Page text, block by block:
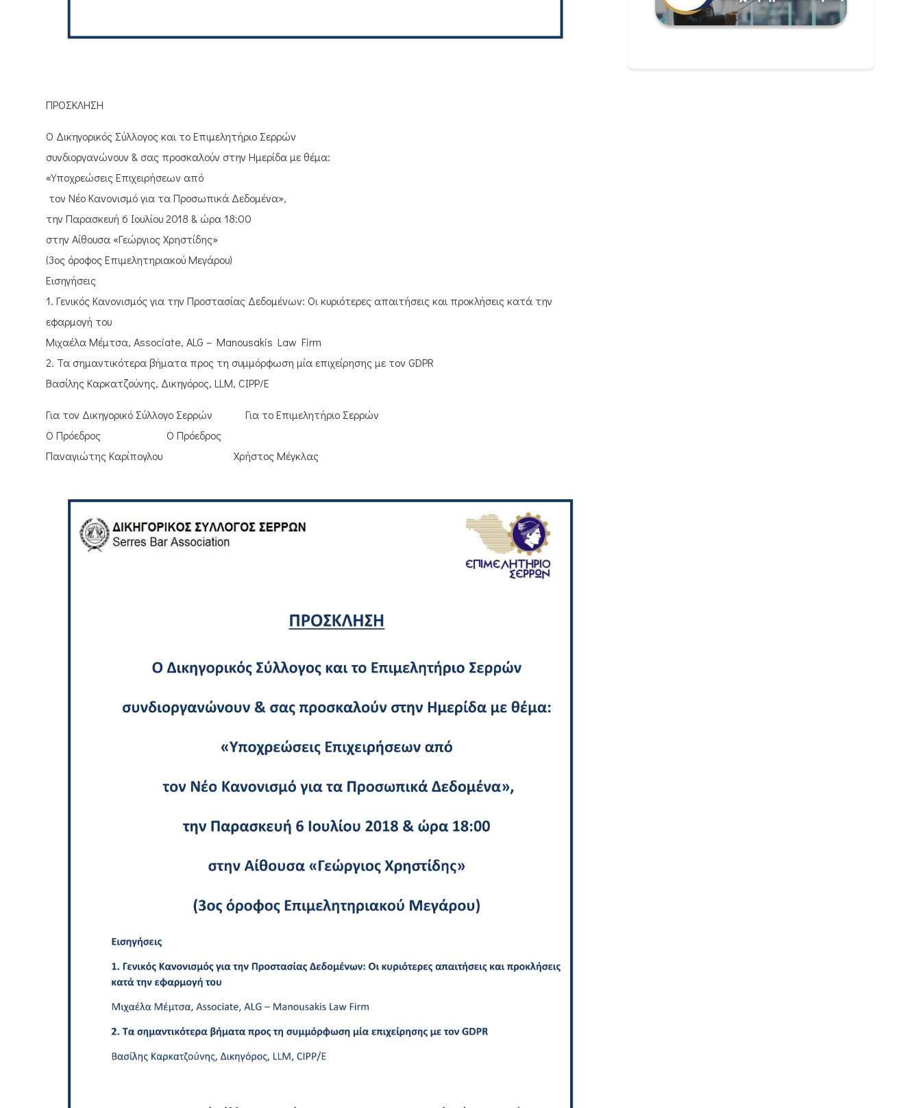
ΠΡΟΣΚΛΗΣΗ
Ο Δικηγορικός Σύλλογος και το Επιμελητήριο Σερρών
συνδιοργανώνουν & σας προσκαλούν στην Ημερίδα με θέμα:
«Υποχρεώσεις Επιχειρήσεων από
τον Νέο Κανονισμό για τα Προσωπικά Δεδομένα»,
την Παρασκευή 6 Ιουλίου 2018 & ώρα 18:00
στην Αίθουσα «Γεώργιος Χρηστίδης»
(3ος όροφος Επιμελητηριακού Μεγάρου)
Εισηγήσεις
1. Γενικός Κανονισμός για την Προστασίας Δεδομένων: Οι κυριότερες απαιτήσεις και προκλήσεις κατά την
εφαρμογή του
Μιχαέλα Μέμτσα, Associate, ALG – Manousakis Law Firm
2. Τα σημαντικότερα βήματα προς τη συμμόρφωση μία επιχείρησης με τον GDPR
Βασίλης Καρκατζούνης, Δικηγόρος, LLM, CIPP/E
Για τον Δικηγορικό Σύλλογο Σερρών Για το Επιμελητήριο Σερρών
Ο Πρόεδρος Ο Πρόεδρος
Παναγιώτης Καρίπογλου Χρήστος Μέγκλας